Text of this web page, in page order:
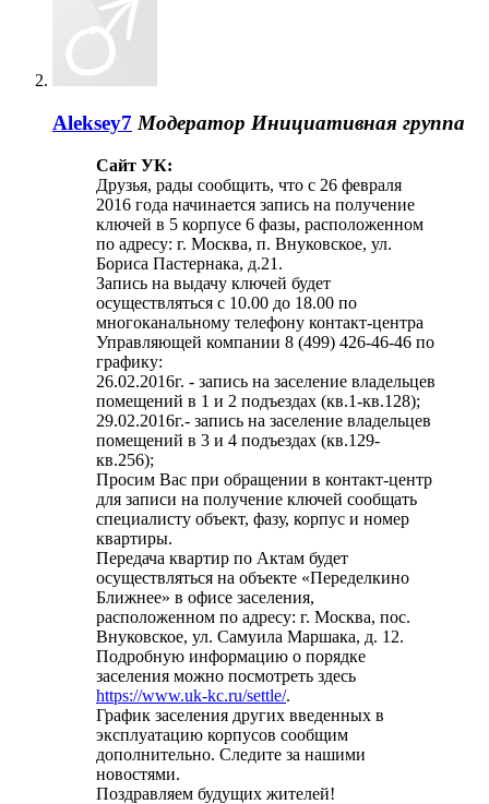
Aleksey7 Модератор Инициативная группа
Сайт УК:
Друзья, рады сообщить, что с 26 февраля
2016 года начинается запись на получение
ключей в 5 корпусе 6 фазы, расположенном
по адресу: г. Москва, п. Внуковское, ул.
Бориса Пастернака, д.21.
Запись на выдачу ключей будет
осуществляться с 10.00 до 18.00 по
многоканальному телефону контакт-центра
Управляющей компании 8 (499) 426-46-46 по
графику:
26.02.2016г. - запись на заселение владельцев
помещений в 1 и 2 подъездах (кв.1-кв.128);
29.02.2016г.- запись на заселение владельцев
помещений в 3 и 4 подъездах (кв.129-
кв.256);
Просим Вас при обращении в контакт-центр
для записи на получение ключей сообщать
специалисту объект, фазу, корпус и номер
квартиры.
Передача квартир по Актам будет
осуществляться на объекте «Переделкино
Ближнее» в офисе заселения,
расположенном по адресу: г. Москва, пос.
Внуковское, ул. Самуила Маршака, д. 12.
Подробную информацию о порядке
заселения можно посмотреть здесь
https://www.uk-kc.ru/settle/.
График заселения других введенных в
эксплуатацию корпусов сообщим
дополнительно. Следите за нашими
новостями.
Поздравляем будущих жителей!